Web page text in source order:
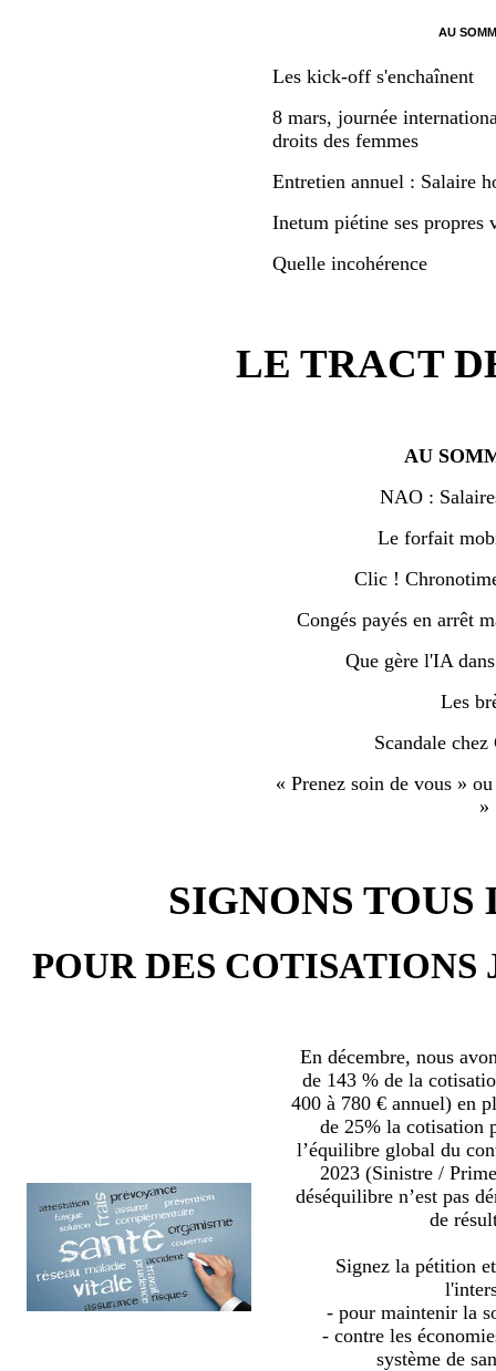
AU
Les kick-off s'enchaînent
8 mars, journée
droits des femmes
Entretien annuel : Salaire
Inetum piétine ses propres
Quelle incohérence
LE TRACT
AU
NAO :
Le forfait
Clic !
Congés payés en arrêt
Que gère l'IA
Les
Scandale
« Prenez soin de vous »
»
SIGNONS
POUR DES COTISATIONS
En décembre, nous
de 143 % de la
400 à 780 € annuel) en
de 25% la cotisation
l’équilibre global du
2023 (Sinistre /
déséquilibre n’est pas
de
Signez la pétition
- pour maintenir la
- contre les
système de